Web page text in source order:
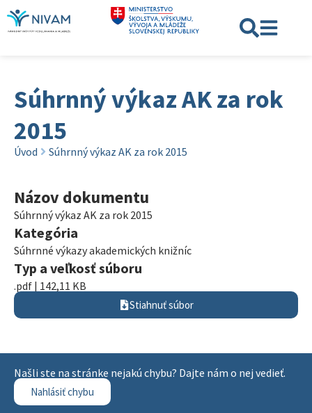
Súhrnný výkaz AK za rok
2015
Úvod Súhrnný výkaz AK za rok 2015
Názov dokumentu
Súhrnný výkaz AK za rok 2015
Kategória
Súhrnné výkazy akademických knižníc
Typ a veľkosť súboru
.pdf | 142,11 KB
Stiahnuť súbor
Našli ste na stránke nejakú chybu? Dajte nám o nej vedieť.
Nahlásiť chybu